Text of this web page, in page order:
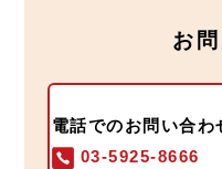
お
電話でのお問い合わ
03-5925-8666